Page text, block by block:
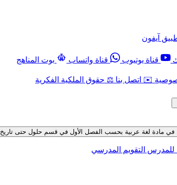
آيفون
قناة يوتيوب قناة واتساب
بوت المناهج
✉️ اتصل بنا ⚖️ حقوق الملكية الفكرية
لغة عربية بحسب الفصل الأول في قسم حلول حتى تاريخ 06-08-2026
للمدرس التقويم المدرسي